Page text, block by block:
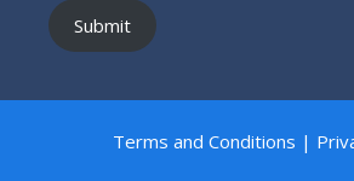
Submit
Terms and Conditions |